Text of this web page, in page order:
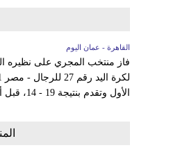
القاهرة - عمان اليوم
فاز منتخب المجري على نظيره
الأول وتقدم بنتيجة 19 - 14، قبل أن يوسعوا الفارق خلال أحداث الشوط الثاني...